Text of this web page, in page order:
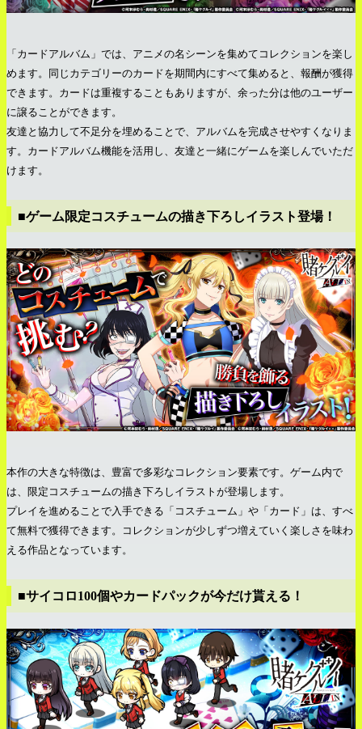
「カードアルバム」では、アニメの名シーンを集めてコレクションを楽し
めます。同じカテゴリーのカードを期間内にすべて集めると、報酬が獲得
できます。カードは重複することもありますが、余った分は他のユーザー
に譲ることができます。
友達と協力して不足分を埋めることで、アルバムを完成させやすくなりま
す。カードアルバム機能を活用し、友達と一緒にゲームを楽しんでいただ
けます。
■ゲーム限定コスチュームの描き下ろしイラスト登場！
本作の大きな特徴は、豊富で多彩なコレクション要素です。ゲーム内で
は、限定コスチュームの描き下ろしイラストが登場します。
プレイを進めることで入手できる「コスチューム」や「カード」は、すべ
て無料で獲得できます。コレクションが少しずつ増えていく楽しさを味わ
える作品となっています。
■サイコロ100個やカードパックが今だけ貰える！